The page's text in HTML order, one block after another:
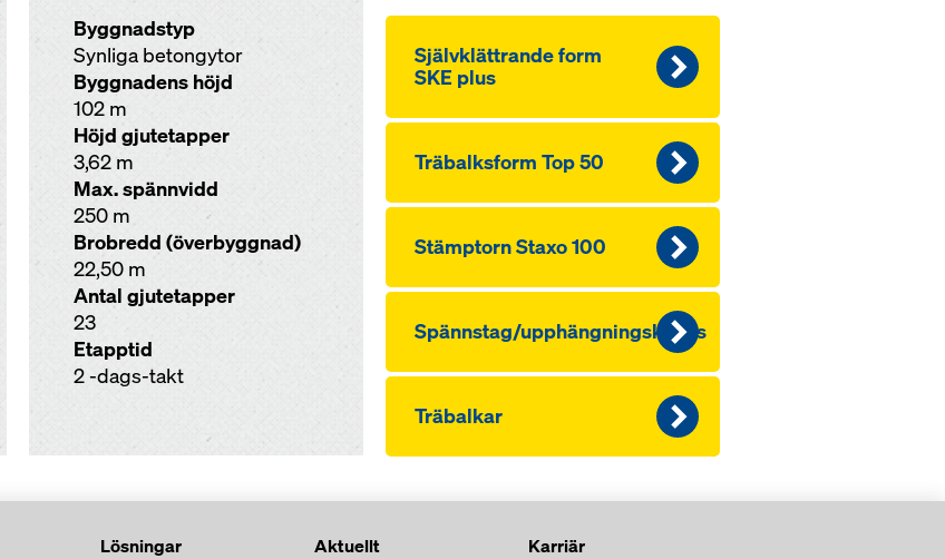
Byggnadstyp
Synliga betongytor
Byggnadens höjd
102 m
Höjd gjutetapper
3,62 m
Max. spännvidd
250 m
Brobredd (överbyggnad)
22,50 m
Antal gjutetapper
23
Etapptid
2 -dags-takt
Självklättrande form
SKE plus
Träbalksform Top 50
Stämptorn Staxo 100
Spännstag/upphängningskonus
Träbalkar
Lösningar
Aktuellt
Karriär